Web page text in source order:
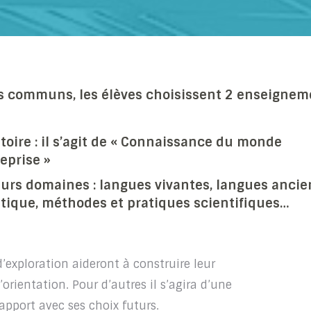
les élèves choisissent 2
: il s’agit de « Connaissance du monde
»
domaines : langues vivantes, langues
méthodes et pratiques scientifiques…
aideront à construire leur
Pour d’autres il s’agira d’une
avec ses choix futurs.